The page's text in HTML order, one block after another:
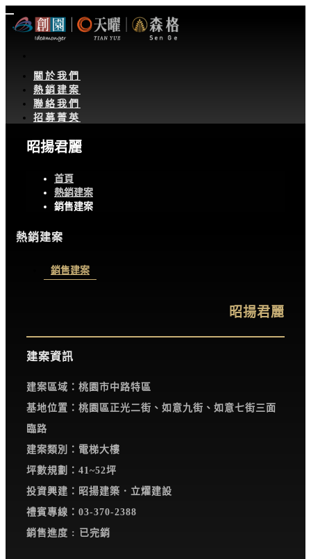
關於我們
熱銷建案
聯絡我們
招募菁英
昭揚君麗
首頁
熱銷建案
銷售建案
熱銷建案
銷售建案
昭揚君麗
建案資訊
建案區域：桃園市中路特區
基地位置：桃園區正光二街、如意九街、如意七街三面
臨路
建案類別：電梯大樓
坪數規劃：41~52坪
投資興建：昭揚建築．立燿建設
禮賓專線：03-370-2388
銷售進度 : 已完銷